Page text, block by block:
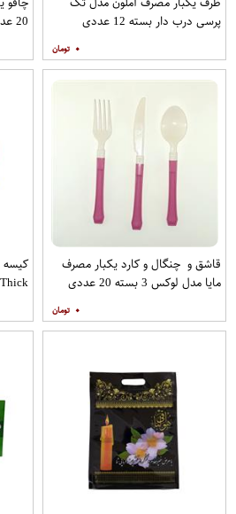
پرسی درب دار بسته 12 عددی
۰
20 عددی
قاشق و چنگال و کارد یکبار مصرف
مایا مدل لوکس 3 بسته 20 عددی
۰
Thick بسته 36 عددی